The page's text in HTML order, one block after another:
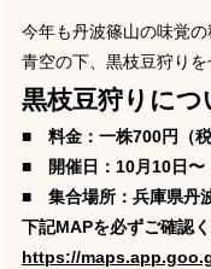
今年も丹波篠山の味覚の
青空の下、黒枝豆狩り
黒枝豆狩りにつ
■ 料金：一株700円（税
■ 開催日：10月10日〜
■ 集合場所：兵庫県丹
下記MAPを必ずご確認く
https://